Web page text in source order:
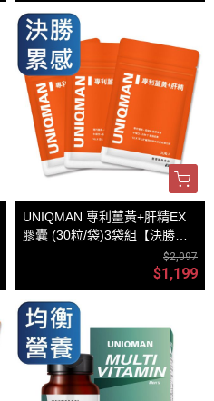
UNIQMAN 專利薑黃+肝精EX
膠囊 (30粒/袋)3袋組【決勝累
$2,097
$1,199